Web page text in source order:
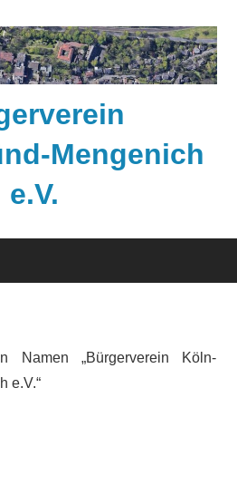
Mengenich
e.V.
Namen „Bürgerverein Köln-
e.V.“